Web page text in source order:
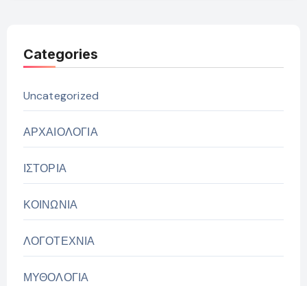
Categories
Uncategorized
ΑΡΧΑΙΟΛΟΓΙΑ
ΙΣΤΟΡΙΑ
ΚΟΙΝΩΝΙΑ
ΛΟΓΟΤΕΧΝΙΑ
ΜΥΘΟΛΟΓΙΑ